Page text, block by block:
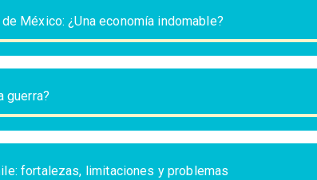
México: ¿Una economía indomable?
guerra?
fortalezas, limitaciones y problemas